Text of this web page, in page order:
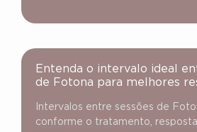
Entenda o intervalo ideal
de Fotona para melhores
Intervalos entre sessões de
conforme o tratamento,